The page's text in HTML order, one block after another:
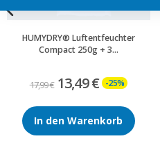
HUMYDRY® Luftentfeuchter
Compact 250g + 3...
17,99 € 13,49 € -25%
In den Warenkorb